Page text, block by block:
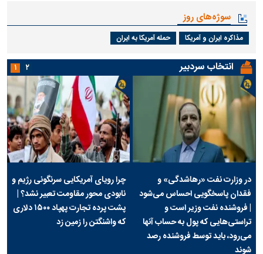
سوژه‌های روز
مذاکره ایران و آمریکا حمله آمریکا به ایران
انتخاب سردبیر
در وزارت نفت «رهاشدگی» و
فقدان پاسخگویی احساس می‌شود
| فروشنده نفت وزیر است و
تراستی‌هایی که پول به حساب آنها
می‌رود، باید توسط فروشنده رصد
شوند
چرا رویای آمریکایی سرنگونی رژیم و
نابودی محور مقاومت تعبیر نشد؟ |
پشت پرده تجارت پهپاد‌ ۱۵۰۰ دلاری
که واشنگتن را زمین زد
۱ ۲